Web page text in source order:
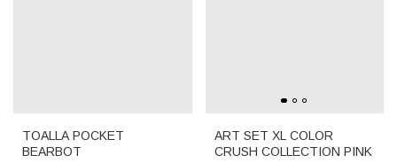
TOALLA POCKET
BEARBOT
ART SET XL COLOR
CRUSH COLLECTION PINK